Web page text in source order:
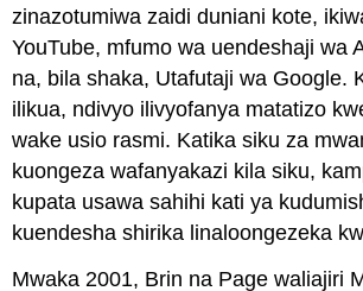
zinazotumiwa zaidi duniani kote,
YouTube, mfumo wa uendeshaji wa
na, bila shaka, Utafutaji wa Google.
ilikua, ndivyo ilivyofanya matatizo
wake usio rasmi. Katika siku za
kuongeza wafanyakazi kila siku,
kupata usawa sahihi kati ya
kuendesha shirika linaloongezeka
Mwaka 2001, Brin na Page waliajiri